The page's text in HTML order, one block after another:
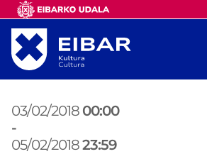
03/02/2018 00:00
-
05/02/201823:59